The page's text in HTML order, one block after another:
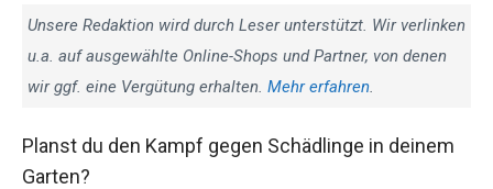
Unsere Redaktion wird durch Leser unterstützt. Wir verlinken
u.a. auf ausgewählte Online-Shops und Partner, von denen
wir ggf. eine Vergütung erhalten. Mehr erfahren.
Planst du den Kampf gegen Schädlinge in deinem
Garten?